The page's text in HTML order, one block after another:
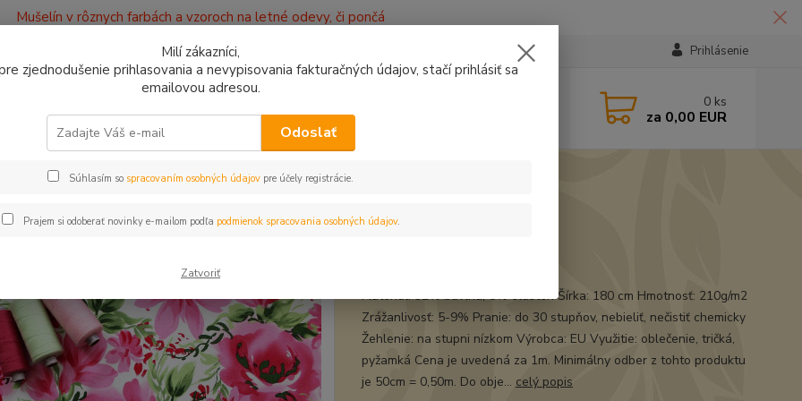
Mušelín v rôznych farbách a vzoroch na letné odevy, či pončá
Prihlásenie
0 ks
za 0,00 EUR
Úplet a teplákovina Úplet Akvarelové kvety ružové
Akvarelové kvety ružové
Materiál: 92% bavlna, 8% elasten Šírka: 180 cm Hmotnosť: 210g/m2
Zrážanlivosť: 5-9% Pranie: do 30 stupňov, nebieliť, nečistiť chemicky
Žehlenie: na stupni nízkom Výrobca: EU Využitie: oblečenie, tričká,
pyžamká Cena je uvedená za 1m. Minimálny odber z tohto produktu
je 50cm = 0,50m. Do obje... celý popis
Milí zákazníci,
zjednodušenie prihlasovania a nevypisovania fakturačných údajov, stačí prihlásiť sa
emailovou adresou.
Odoslať
Súhlasím so spracovaním osobných údajov pre účely registrácie.
Prajem si odoberať novinky e-mailom podľa podmienok spracovania osobných údajov.
Zatvoriť